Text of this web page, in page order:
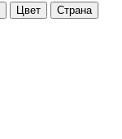
Цвет Страна